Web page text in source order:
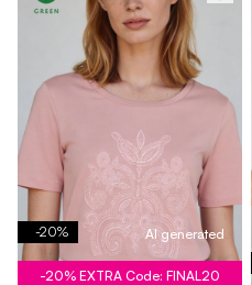
-20% AI generated
-20% EXTRA Code: FINAL20